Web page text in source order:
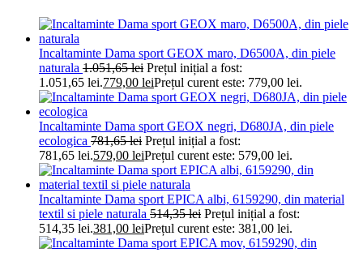
Incaltaminte Dama sport GEOX maro, D6500A, din piele
naturala 1.051,65lei Prețul inițial a fost:
1.051,65 lei.779,00 leiPrețul curent este: 779,00 lei.
Incaltaminte Dama sport GEOX negri, D680JA, din piele
ecologica 781,65lei Prețul inițial a fost:
781,65 lei.579,00 leiPrețul curent este: 579,00 lei.
Incaltaminte Dama sport EPICA albi, 6159290, din material
textil si piele naturala 514,35lei Prețul inițial a fost:
514,35 lei.381,00 leiPrețul curent este: 381,00 lei.